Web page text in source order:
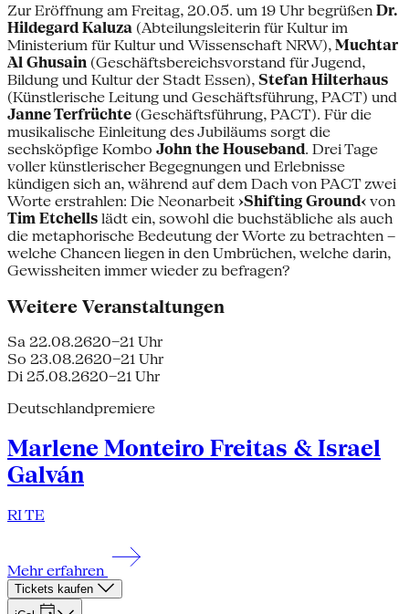
Zur Eröffnung am Freitag, 20.05. um 19 Uhr begrüßen Dr.
Hildegard Kaluza (Abteilungsleiterin für Kultur im
Ministerium für Kultur und Wissenschaft NRW), Muchtar
Al Ghusain (Geschäftsbereichsvorstand für Jugend,
Bildung und Kultur der Stadt Essen), Stefan Hilterhaus
(Künstlerische Leitung und Geschäftsführung, PACT) und
Janne Terfrüchte (Geschäftsführung, PACT). Für die
musikalische Einleitung des Jubiläums sorgt die
sechsköpfige Kombo John the Houseband. Drei Tage
voller künstlerischer Begegnungen und Erlebnisse
kündigen sich an, während auf dem Dach von PACT zwei
Worte erstrahlen: Die Neonarbeit ›Shifting Ground‹ von
Tim Etchells lädt ein, sowohl die buchstäbliche als auch
die metaphorische Bedeutung der Worte zu betrachten –
welche Chancen liegen in den Umbrüchen, welche darin,
Gewissheiten immer wieder zu befragen?
Weitere Veranstaltungen
Sa 22.08.2620–21 Uhr
So 23.08.2620–21 Uhr
Di 25.08.2620–21 Uhr
Deutschlandpremiere
Marlene Monteiro Freitas & Israel
Galván
RI TE
Mehr erfahren
Tickets kaufen